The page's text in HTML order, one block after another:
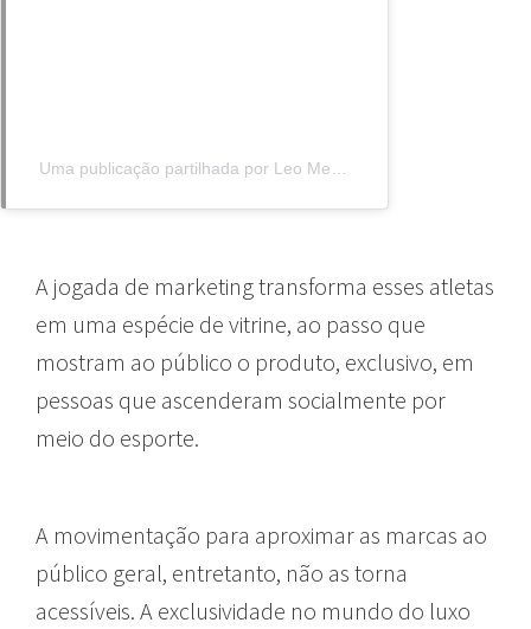
A jogada de marketing transforma esses atletas
em uma espécie de vitrine, ao passo que
mostram ao público o produto, exclusivo, em
pessoas que ascenderam socialmente por
meio do esporte.
A movimentação para aproximar as marcas ao
público geral, entretanto, não as torna
acessíveis. A exclusividade no mundo do luxo